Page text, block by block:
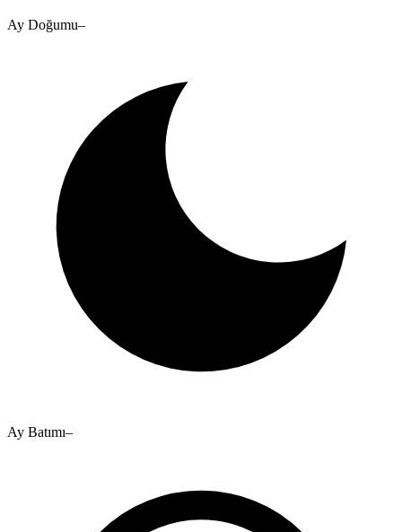
Ay Doğumu–
Ay Batımı–